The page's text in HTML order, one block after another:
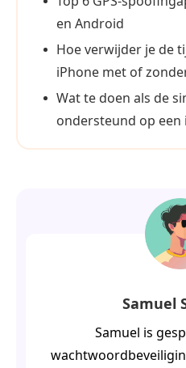
en Android
Hoe verwijder je de
iPhone met of
Wat te doen als de
ondersteund op een
Samuel
Samuel is